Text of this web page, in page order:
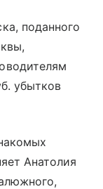
поданного
убытков
Анатолия